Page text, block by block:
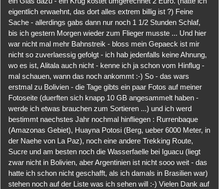
eigentlich erwaehnt, das dort alles extrem billig ist ?) Feine
Sache - allerdings gabs dann nur noch 1 1/2 Stunden Schlaf,
bis ich gestern Morgen wieder zum Flieger musste ... Und hier
war nicht mal mehr Bahnstreik - bloss mein Gepaeck ist mir
nicht so zuverlaessig gefolgt - ich hab jedenfalls keine Ahnung,
wo es ist, Alitala auch nicht - kenne ich ja schon vom Hinflug -
mal schauen, wann das noch ankommt :-) So - das wars
erstmal zu Bolivien - die Tage gibts ein paar Fotos auf meiner
Fotoseite (duerften sich knapp 10 GB angesammelt haben -
werde ich etwas brauchen zum Sortieren ...) und ich werd
bestimmt naechstes Jahr nochmal hinfliegen : Rurrenbaque
(Amazonas Gebiet), Huayna Potosi (Berg, ueber 6000 Meter, in
der Naehe von La Paz), noch eine andere Trekking Route,
Sucre und am besten noch die Wasserfaelle bei Iguacu (liegt
zwar nicht in Bolivien, aber Argentinien ist nicht sooo weit - das
hatte ich schon nicht geschafft, als ich damals in Brasilien war)
stehen noch auf der Liste was ich sehen will :-) Vielen Dank auf